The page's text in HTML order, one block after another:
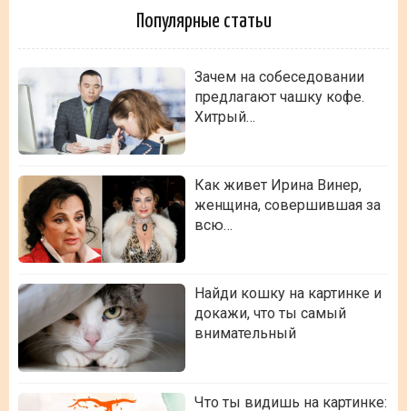
Популярные статьи
Зачем на собеседовании
предлагают чашку кофе.
Хитрый…
Как живет Ирина Винер,
женщина, совершившая за
всю…
Найди кошку на картинке и
докажи, что ты самый
внимательный
Что ты видишь на картинке: